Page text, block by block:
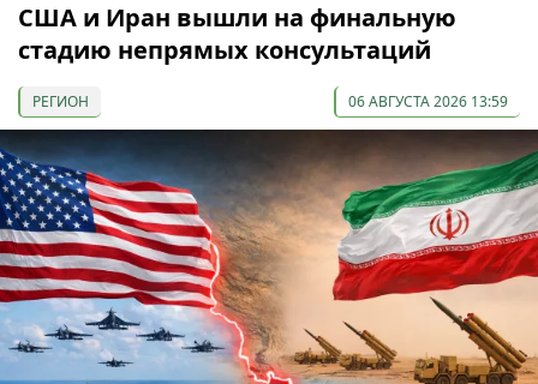
США и Иран вышли на финальную
стадию непрямых консультаций
РЕГИОН 06 АВГУСТА 2026 13:59